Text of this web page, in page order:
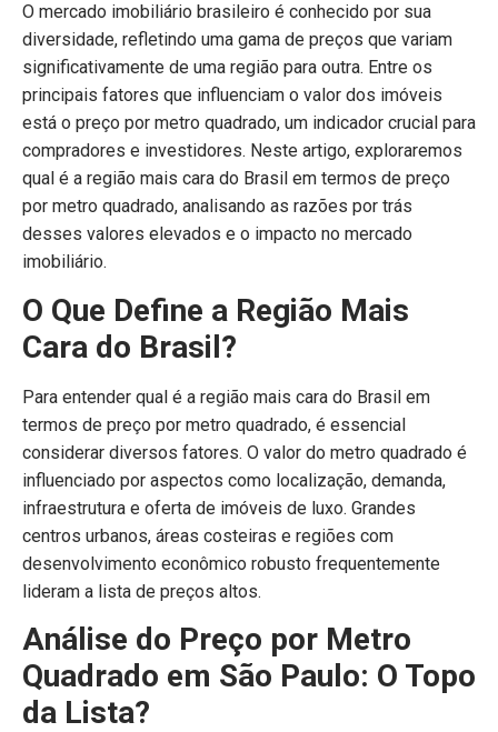
O mercado imobiliário brasileiro é conhecido por sua
diversidade, refletindo uma gama de preços que variam
significativamente de uma região para outra. Entre os
principais fatores que influenciam o valor dos imóveis
está o preço por metro quadrado, um indicador crucial para
compradores e investidores. Neste artigo, exploraremos
qual é a região mais cara do Brasil em termos de preço
por metro quadrado, analisando as razões por trás
desses valores elevados e o impacto no mercado
imobiliário.
O Que Define a Região Mais
Cara do Brasil?
Para entender qual é a região mais cara do Brasil em
termos de preço por metro quadrado, é essencial
considerar diversos fatores. O valor do metro quadrado é
influenciado por aspectos como localização, demanda,
infraestrutura e oferta de imóveis de luxo. Grandes
centros urbanos, áreas costeiras e regiões com
desenvolvimento econômico robusto frequentemente
lideram a lista de preços altos.
Análise do Preço por Metro
Quadrado em São Paulo: O Topo
da Lista?